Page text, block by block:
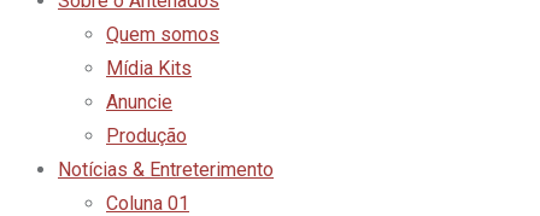
Quem somos
Mídia Kits
Anuncie
Produção
Notícias & Entreterimento
Coluna 01